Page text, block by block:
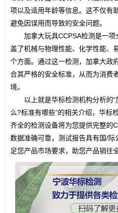
项以及适用年龄等信息。这不仅有
避免因误用而导致的安全问题。
加拿大玩具CCPSA检测是一项
盖了机械与物理性能、化学性能、
个方面。通过这一检测，加拿大政
合其严格的安全标准，从而为消费
境。
以上就是华标检测机构分析的“
么?标准有哪些”的相关介绍，华标
齐全的检测设备将为您提供完整的
数据准确可靠，测试报告具有国/
足您产品市场要求，助您产品销往全